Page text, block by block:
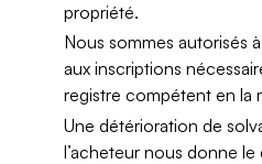
propriété.
Nous sommes autorisés
aux inscriptions
registre compétent en la
Une détérioration de
l’acheteur nous donne